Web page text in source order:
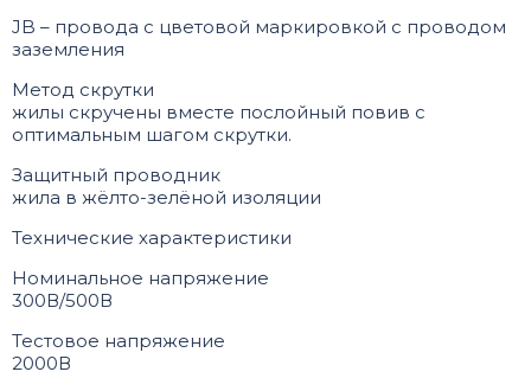
JB – провода с цветовой маркировкой с проводом
заземления
Метод скрутки
жилы скручены вместе послойный повив с
оптимальным шагом скрутки.
Защитный проводник
жила в жёлто-зелёной изоляции
Технические характеристики
Номинальное напряжение
300В/500В
Тестовое напряжение
2000В